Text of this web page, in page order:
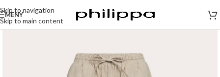
Skip to navigation
Skip to main content
MENY